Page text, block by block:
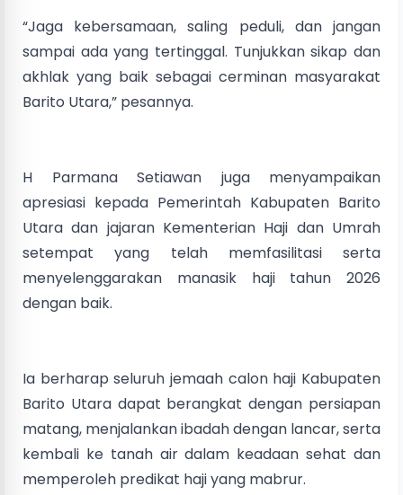
“Jaga kebersamaan, saling peduli, dan jangan
sampai ada yang tertinggal. Tunjukkan sikap dan
akhlak yang baik sebagai cerminan masyarakat
Barito Utara,” pesannya.
H Parmana Setiawan juga menyampaikan
apresiasi kepada Pemerintah Kabupaten Barito
Utara dan jajaran Kementerian Haji dan Umrah
setempat yang telah memfasilitasi serta
menyelenggarakan manasik haji tahun 2026
dengan baik.
Ia berharap seluruh jemaah calon haji Kabupaten
Barito Utara dapat berangkat dengan persiapan
matang, menjalankan ibadah dengan lancar, serta
kembali ke tanah air dalam keadaan sehat dan
memperoleh predikat haji yang mabrur.